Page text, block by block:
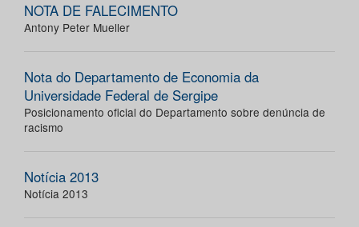
NOTA DE FALECIMENTO
Antony Peter Mueller
Nota do Departamento de Economia da
Universidade Federal de Sergipe
Posicionamento oficial do Departamento sobre denúncia de
racismo
Notícia 2013
Notícia 2013